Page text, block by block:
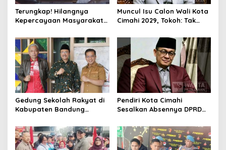
Terungkap! Hilangnya
Kepercayaan Masyarakat
Rebranding RSUD Cibabat
Muncul Isu Calon Wali Kota
Cimahi 2029, Tokoh: Tak
Legitimasi Parpol
Gedung Sekolah Rakyat di
Kabupaten Bandung
Siap Tampung Dua Ribu
Siswa
Pendiri Kota Cimahi
Sesalkan Absennya DPRD
Rebranding RSUD Cibabat